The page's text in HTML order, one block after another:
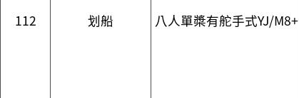
112 划船 八人單槳有舵手式YJ/M8+